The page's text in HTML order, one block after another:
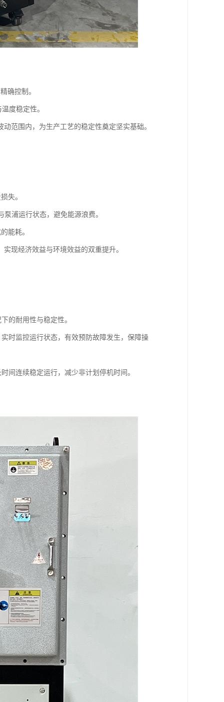
确控制。
度稳定性。
范围内，为生产工艺的稳定性奠定坚实基础。
失。
浦运行状态，避免能源浪费。
能耗。
现经济效益与环境效益的双重提升。
的耐用性与稳定性。
时监控运行状态，有效预防故障发生，保障操
间连续稳定运行，减少非计划停机时间。